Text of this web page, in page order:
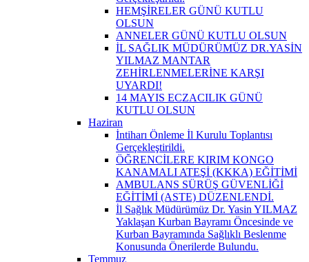
HEMŞİRELER GÜNÜ KUTLU
OLSUN
ANNELER GÜNÜ KUTLU OLSUN
İL SAĞLIK MÜDÜRÜMÜZ DR.YASİN
YILMAZ MANTAR
ZEHİRLENMELERİNE KARŞI
UYARDI!
14 MAYIS ECZACILIK GÜNÜ
KUTLU OLSUN
Haziran
İntiharı Önleme İl Kurulu Toplantısı
Gerçekleştirildi.
ÖĞRENCİLERE KIRIM KONGO
KANAMALI ATEŞİ (KKKA) EĞİTİMİ
AMBULANS SÜRÜŞ GÜVENLİĞİ
EĞİTİMİ (ASTE) DÜZENLENDİ.
İl Sağlık Müdürümüz Dr. Yasin YILMAZ
Yaklaşan Kurban Bayramı Öncesinde ve
Kurban Bayramında Sağlıklı Beslenme
Konusunda Önerilerde Bulundu.
Temmuz